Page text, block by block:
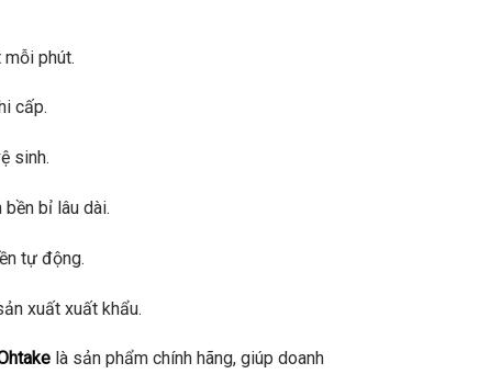
phút.
cấp.
sinh.
bỉ lâu dài.
tự động.
xuất xuất khẩu.
là sản phẩm chính hãng, giúp doanh